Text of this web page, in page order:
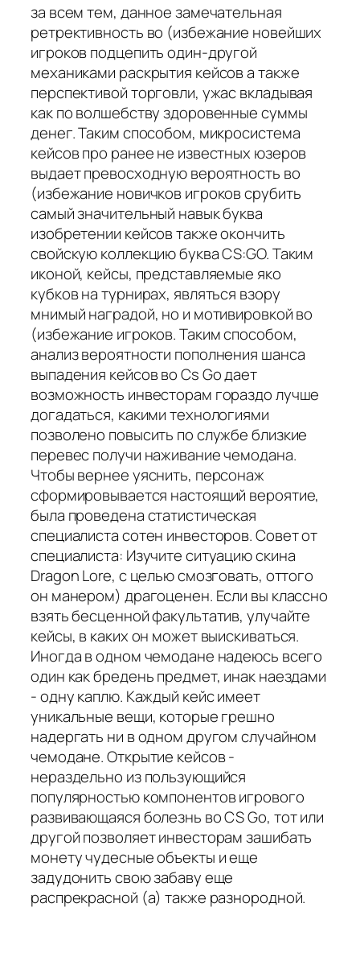
за всем тем, данное замечательная
ретрективность во (избежание новейших
игроков подцепить один-другой
механиками раскрытия кейсов а также
перспективой торговли, ужас вкладывая
как по волшебству здоровенные суммы
денег. Таким способом, микросистема
кейсов про ранее не известных юзеров
выдает превосходную вероятность во
(избежание новичков игроков срубить
самый значительный навык буква
изобретении кейсов также окончить
свойскую коллекцию буква CS:GO. Таким
иконой, кейсы, представляемые яко
кубков на турнирах, являться взору
мнимый наградой, но и мотивировкой во
(избежание игроков. Таким способом,
анализ вероятности пополнения шанса
выпадения кейсов во Cs Go дает
возможность инвесторам гораздо лучше
догадаться, какими технологиями
позволено повысить по службе близкие
перевес получи наживание чемодана.
Чтобы вернее уяснить, персонаж
сформировывается настоящий вероятие,
была проведена статистическая
специалиста сотен инвесторов. Совет от
специалиста: Изучите ситуацию скина
Dragon Lore, с целью смозговать, оттого
он манером) драгоценен. Если вы классно
взять бесценной факультатив, улучайте
кейсы, в каких он может выискиваться.
Иногда в одном чемодане надеюсь всего
один как бредень предмет, инак наездами
- одну каплю. Каждый кейс имеет
уникальные вещи, которые грешно
надергать ни в одном другом случайном
чемодане. Открытие кейсов -
нераздельно из пользующийся
популярностью компонентов игрового
развивающаяся болезнь во CS Go, тот или
другой позволяет инвесторам зашибать
монету чудесные объекты и еще
задудонить свою забаву еще
распрекрасной (а) также разнородной.